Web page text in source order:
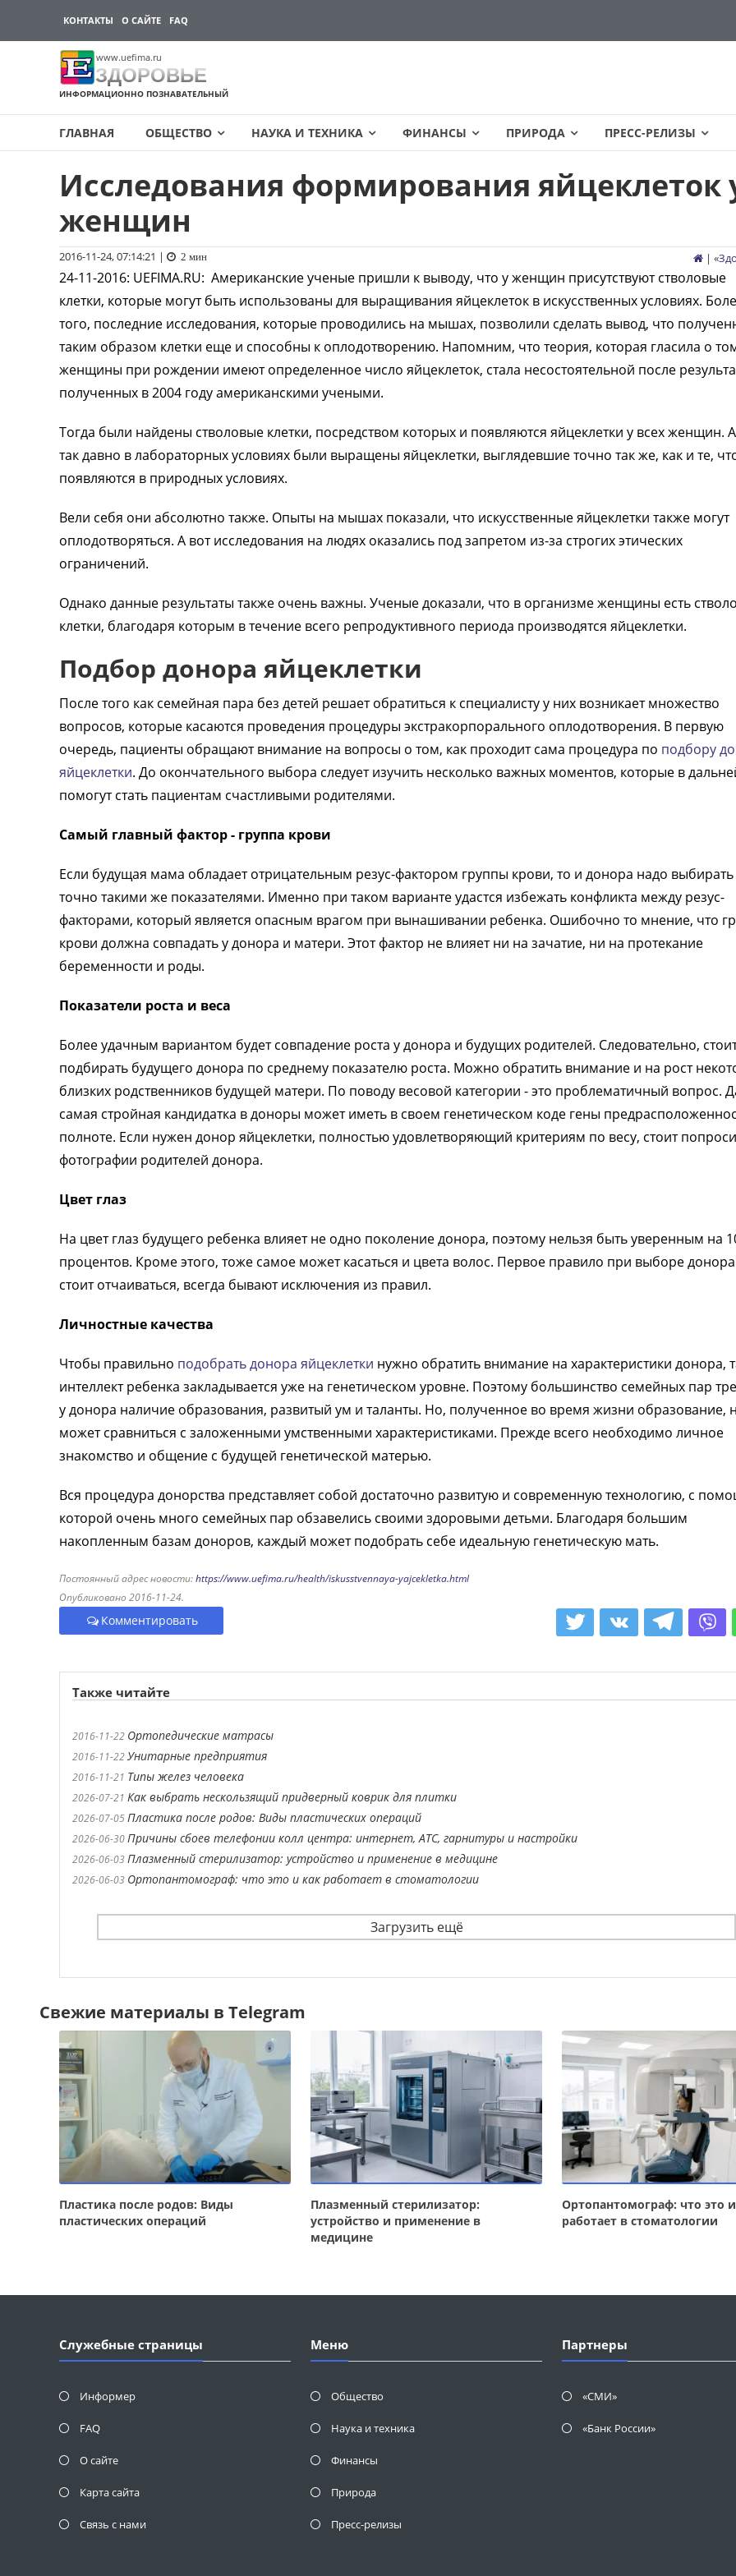
КОНТАКТЫ О САЙТЕ FAQ
www.uefima.ru
ЗДОРОВЬЕ
ИНФОРМАЦИОННО ПОЗНАВАТЕЛЬНЫЙ
ГЛАВНАЯ ОБЩЕСТВО НАУКА И ТЕХНИКА ФИНАНСЫ ПРИРОДА ПРЕСС-РЕЛИЗЫ
содержимому
Исследования формирования яйцеклеток
женщин
2016-11-24, 07:14:21 | 2 мин | «
24-11-2016: UEFIMA.RU: Американские ученые пришли к выводу, что у женщин присутствуют стволовые
клетки, которые могут быть использованы для выращивания яйцеклеток в искусственных условиях.
того, последние исследования, которые проводились на мышах, позволили сделать вывод, что
таким образом клетки еще и способны к оплодотворению. Напомним, что теория, которая гласила о
женщины при рождении имеют определенное число яйцеклеток, стала несостоятельной после
полученных в 2004 году американскими учеными.
Тогда были найдены стволовые клетки, посредством которых и появляются яйцеклетки у всех женщин.
так давно в лабораторных условиях были выращены яйцеклетки, выглядевшие точно так же, как и те,
появляются в природных условиях.
Вели себя они абсолютно также. Опыты на мышах показали, что искусственные яйцеклетки также могут
оплодотворяться. А вот исследования на людях оказались под запретом из-за строгих этических
ограничений.
Однако данные результаты также очень важны. Ученые доказали, что в организме женщины есть
клетки, благодаря которым в течение всего репродуктивного периода производятся яйцеклетки.
Подбор донора яйцеклетки
После того как семейная пара без детей решает обратиться к специалисту у них возникает множество
вопросов, которые касаются проведения процедуры экстракорпорального оплодотворения. В первую
очередь, пациенты обращают внимание на вопросы о том, как проходит сама процедура по подбору
яйцеклетки. До окончательного выбора следует изучить несколько важных моментов, которые в
помогут стать пациентам счастливыми родителями.
Самый главный фактор - группа крови
Если будущая мама обладает отрицательным резус-фактором группы крови, то и донора надо выбирать
точно такими же показателями. Именно при таком варианте удастся избежать конфликта между резус-
факторами, который является опасным врагом при вынашивании ребенка. Ошибочно то мнение, что
крови должна совпадать у донора и матери. Этот фактор не влияет ни на зачатие, ни на протекание
беременности и роды.
Показатели роста и веса
Более удачным вариантом будет совпадение роста у донора и будущих родителей. Следовательно,
подбирать будущего донора по среднему показателю роста. Можно обратить внимание и на рост
близких родственников будущей матери. По поводу весовой категории - это проблематичный вопрос.
самая стройная кандидатка в доноры может иметь в своем генетическом коде гены
полноте. Если нужен донор яйцеклетки, полностью удовлетворяющий критериям по весу, стоит
фотографии родителей донора.
Цвет глаз
На цвет глаз будущего ребенка влияет не одно поколение донора, поэтому нельзя быть уверенным на
процентов. Кроме этого, тоже самое может касаться и цвета волос. Первое правило при выборе
стоит отчаиваться, всегда бывают исключения из правил.
Личностные качества
Чтобы правильно подобрать донора яйцеклетки нужно обратить внимание на характеристики донора,
интеллект ребенка закладывается уже на генетическом уровне. Поэтому большинство семейных пар
у донора наличие образования, развитый ум и таланты. Но, полученное во время жизни образование,
может сравниться с заложенными умственными характеристиками. Прежде всего необходимо личное
знакомство и общение с будущей генетической матерью.
Вся процедура донорства представляет собой достаточно развитую и современную технологию, с
которой очень много семейных пар обзавелись своими здоровыми детьми. Благодаря большим
накопленным базам доноров, каждый может подобрать себе идеальную генетическую мать.
Постоянный адрес новости:https://www.uefima.ru/health/iskusstvennaya-yajcekletka.html
Опубликовано 2016-11-24.
Комментировать
Также читайте
2016-11-22 Ортопедические матрасы
2016-11-22Унитарные предприятия
2016-11-21 Типы желез человека
2026-07-21 Как выбрать нескользящий придверный коврик для плитки
2026-07-05Пластика после родов: Виды пластических операций
2026-06-30Причины сбоев телефонии колл центра: интернет, АТС, гарнитуры и настройки
2026-06-03Плазменный стерилизатор: устройство и применение в медицине
2026-06-03 Ортопантомограф: что это и как работает в стоматологии
Загрузить ещё
Свежие материалы в Telegram
Пластика после родов: Виды
пластических операций
Плазменный стерилизатор:
устройство и применение в
медицине
Ортопантомограф: что это
работает в стоматологии
Служебные страницы
Информер
FAQ
О сайте
Карта сайта
Связь с нами
Меню
Общество
Наука и техника
Финансы
Природа
Пресс-релизы
Партнеры
«СМИ»
«Банк России»